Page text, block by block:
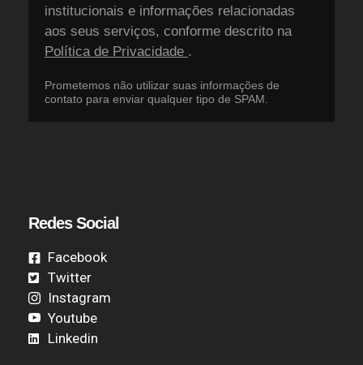
institucionais e informações relacionadas
aos seus serviços, conforme descrito na
Política de Privacidade .
Prometemos não utilizar suas informações de
contato para enviar qualquer tipo de SPAM.
Redes Social
Facebook
Twitter
Instagram
Youtube
Linkedin